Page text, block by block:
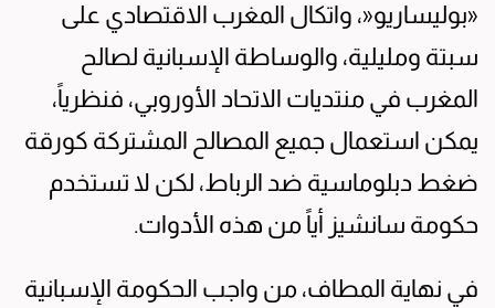
«بوليساريو«، واتكال المغرب الاقتصادي على
سبتة ومليلية، والوساطة الإسبانية لصالح
المغرب في منتديات الاتحاد الأوروبي، فنظرياً،
يمكن استعمال جميع المصالح المشتركة كورقة
ضغط دبلوماسية ضد الرباط، لكن لا تستخدم
حكومة سانشيز أياً من هذه الأدوات.
في نهاية المطاف، من واجب الحكومة الإسبانية